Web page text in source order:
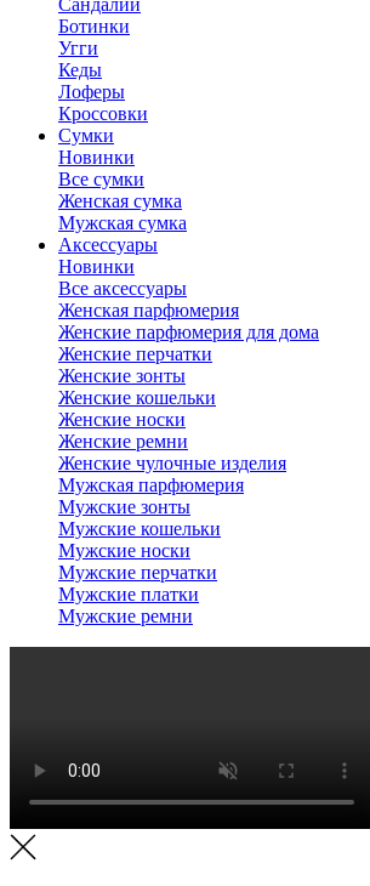
Сандалии
Ботинки
Угги
Кеды
Лоферы
Кроссовки
Сумки
Новинки
Все сумки
Женская сумка
Мужская сумка
Аксессуары
Новинки
Все аксессуары
Женская парфюмерия
Женские парфюмерия для дома
Женские перчатки
Женские зонты
Женские кошельки
Женские носки
Женские ремни
Женские чулочные изделия
Мужская парфюмерия
Мужские зонты
Мужские кошельки
Мужские носки
Мужские перчатки
Мужские платки
Мужские ремни